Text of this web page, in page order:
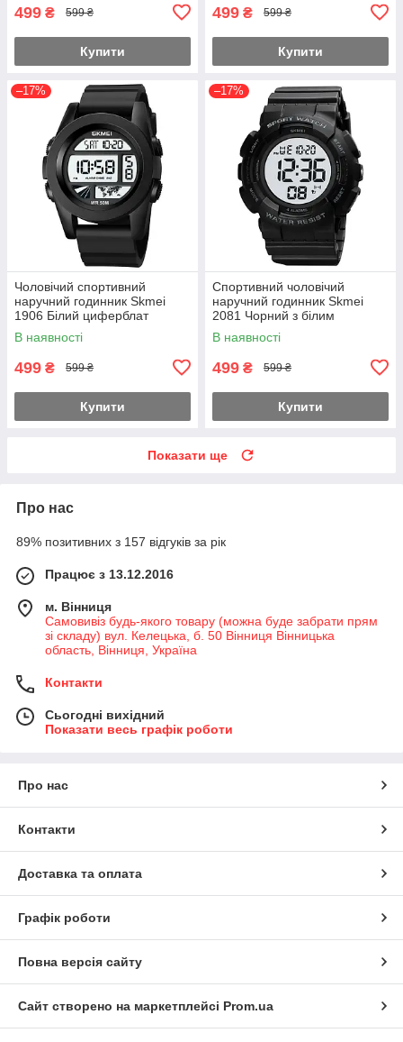
499 ₴ 599 ₴
Купити
499 ₴ 599 ₴
Купити
–17%
Чоловічий спортивний
наручний годинник Skmei
1906 Білий циферблат
В наявності
499 ₴ 599 ₴
Купити
–17%
Спортивний чоловічий
наручний годинник Skmei
2081 Чорний з білим
В наявності
499 ₴ 599 ₴
Купити
Показати ще
Про нас
89% позитивних з 157 відгуків за рік
Працює з 13.12.2016
м. Вінниця
Самовивіз будь-якого товару (можна буде забрати прям
зі складу) вул. Келецька, б. 50 Вінниця Вінницька
область, Вінниця, Україна
Контакти
Сьогодні вихідний
Показати весь графік роботи
Про нас
Контакти
Доставка та оплата
Графік роботи
Повна версія сайту
Сайт створено на маркетплейсі Prom.ua